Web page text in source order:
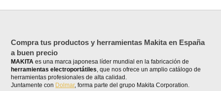
Compra tus productos y herramientas Makita en España
a buen precio
MAKITA es una marca japonesa líder mundial en la fabricación de
herramientas electroportátiles, que nos ofrece un amplio catálogo de
herramientas profesionales de alta calidad.
Juntamente con Dolmar, forma parte del grupo Makita Corporation.